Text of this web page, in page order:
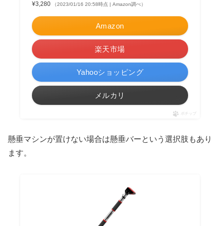
¥3,280
（2023/01/16 20:58時点 | Amazon調べ）
Amazon
楽天市場
Yahooショッピング
メルカリ
ポチップ
懸垂マシンが置けない場合は懸垂バーという選択肢もあり
ます。